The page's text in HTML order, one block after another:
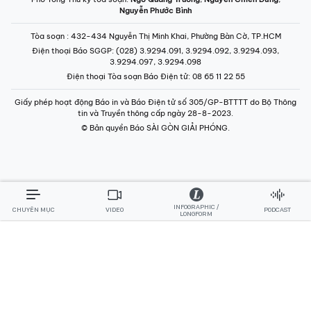
Nguyễn Phước Bình
Tòa soạn : 432-434 Nguyễn Thị Minh Khai, Phường Bàn Cờ, TP.HCM
Điện thoại Báo SGGP: (028) 3.9294.091, 3.9294.092, 3.9294.093,
3.9294.097, 3.9294.098
Điện thoại Tòa soạn Báo Điện tử: 08 65 11 22 55
Giấy phép hoạt động Báo in và Báo Điện tử số 305/GP-BTTTT do Bộ Thông
tin và Truyền thông cấp ngày 28-8-2023.
© Bản quyền Báo SÀI GÒN GIẢI PHÓNG.
CHUYÊN MỤC VIDEO
INFOGRAPHIC /
LONGFORM
PODCAST